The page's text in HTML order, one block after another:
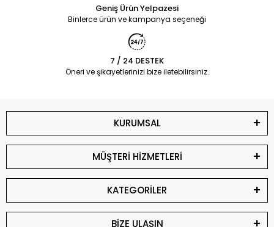
Geniş Ürün Yelpazesi
Binlerce ürün ve kampanya seçeneği
7 / 24 DESTEK
Öneri ve şikayetlerinizi bize iletebilirsiniz.
KURUMSAL
MÜŞTERİ HİZMETLERİ
KATEGORİLER
BİZE ULAŞIN